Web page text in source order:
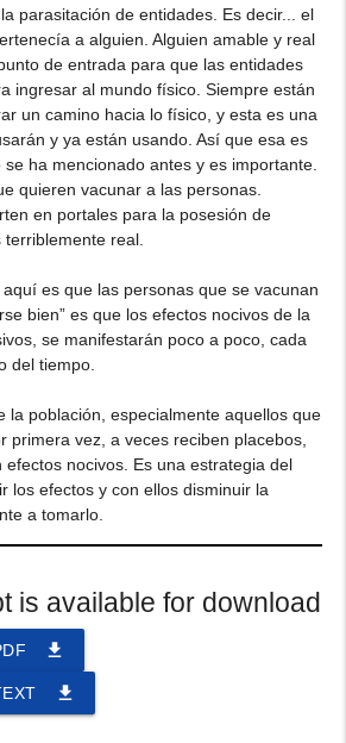
parasitación de entidades. Es decir... el
a alguien. Alguien amable y real
de entrada para que las entidades
ingresar al mundo físico. Siempre están
un camino hacia lo físico, y esta es una
y ya están usando. Así que esa es
ha mencionado antes y es importante.
quieren vacunar a las personas.
en portales para la posesión de
real.
es que las personas que se vacunan
bien” es que los efectos nocivos de la
se manifestarán poco a poco, cada
del tiempo.
la población, especialmente aquellos que
primera vez, a veces reciben placebos,
nocivos. Es una estrategia del
los efectos y con ellos disminuir la
a tomarlo.
is available for download
file_download
file_download